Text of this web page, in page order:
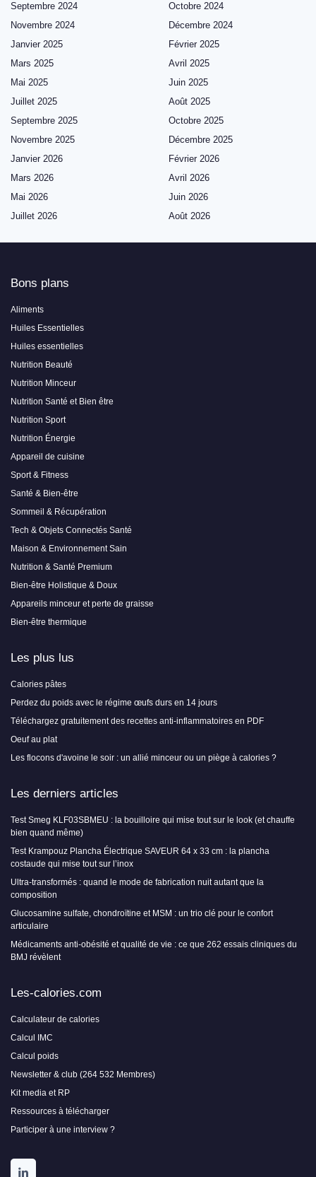
Septembre 2024
Octobre 2024
Novembre 2024
Décembre 2024
Janvier 2025
Février 2025
Mars 2025
Avril 2025
Mai 2025
Juin 2025
Juillet 2025
Août 2025
Septembre 2025
Octobre 2025
Novembre 2025
Décembre 2025
Janvier 2026
Février 2026
Mars 2026
Avril 2026
Mai 2026
Juin 2026
Juillet 2026
Août 2026
Bons plans
Aliments
Huiles Essentielles
Huiles essentielles
Nutrition Beauté
Nutrition Minceur
Nutrition Santé et Bien être
Nutrition Sport
Nutrition Énergie
Appareil de cuisine
Sport & Fitness
Santé & Bien-être
Sommeil & Récupération
Tech & Objets Connectés Santé
Maison & Environnement Sain
Nutrition & Santé Premium
Bien-être Holistique & Doux
Appareils minceur et perte de graisse
Bien-être thermique
Les plus lus
Calories pâtes
Perdez du poids avec le régime œufs durs en 14 jours
Téléchargez gratuitement des recettes anti-inflammatoires en PDF
Oeuf au plat
Les flocons d'avoine le soir : un allié minceur ou un piège à calories ?
Les derniers articles
Test Smeg KLF03SBMEU : la bouilloire qui mise tout sur le look (et chauffe
bien quand même)
Test Krampouz Plancha Électrique SAVEUR 64 x 33 cm : la plancha
costaude qui mise tout sur l’inox
Ultra-transformés : quand le mode de fabrication nuit autant que la
composition
Glucosamine sulfate, chondroïtine et MSM : un trio clé pour le confort
articulaire
Médicaments anti-obésité et qualité de vie : ce que 262 essais cliniques du
BMJ révèlent
Les-calories.com
Calculateur de calories
Calcul IMC
Calcul poids
Newsletter & club (264 532 Membres)
Kit media et RP
Ressources à télécharger
Participer à une interview ?